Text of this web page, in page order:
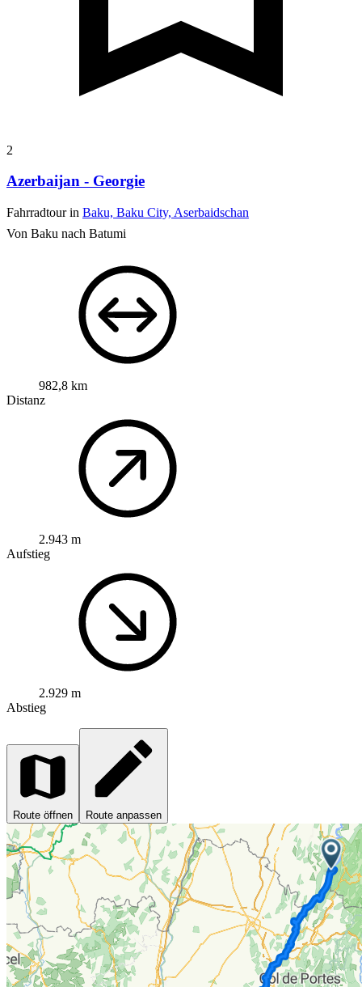
2
Azerbaijan - Georgie
Fahrradtour in Baku, Baku City, Aserbaidschan
Von Baku nach Batumi
982,8 km
Distanz
2.943 m
Aufstieg
2.929 m
Abstieg
Route öffnen Route anpassen